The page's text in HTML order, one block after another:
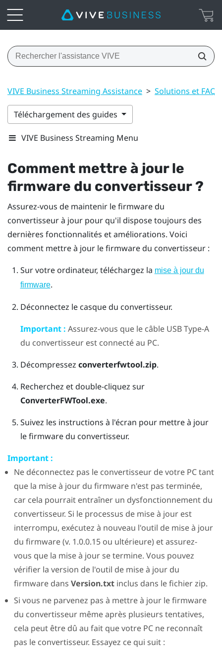
VIVE Business Streaming Assistance > Solutions et FAQ
Téléchargement des guides
VIVE Business Streaming Menu
Comment mettre à jour le
firmware du convertisseur ?
Assurez-vous de maintenir le firmware du
convertisseur à jour pour qu'il dispose toujours des
dernières fonctionnalités et améliorations. Voici
comment mettre à jour le firmware du convertisseur :
Sur votre ordinateur, téléchargez la mise à jour du
firmware.
Déconnectez le casque du convertisseur.
Important : Assurez-vous que le câble USB Type-A
du convertisseur est connecté au PC.
Décompressez converterfwtool.zip.
Recherchez et double-cliquez sur
ConverterFWTool.exe.
Suivez les instructions à l'écran pour mettre à jour
le firmware du convertisseur.
Important :
Ne déconnectez pas le convertisseur de votre PC tant
que la mise à jour du firmware n'est pas terminée,
car cela pourrait entraîner un dysfonctionnement du
convertisseur. Si le processus de mise à jour est
interrompu, exécutez à nouveau l'outil de mise à jour
du firmware (v. 1.0.0.15 ou ultérieure) et assurez-
vous que la mise à jour se termine. Vous pouvez
vérifier la version de l'outil de mise à jour du
firmware dans Version.txtinclus dans le fichier zip.
Si vous ne parvenez pas à mettre à jour le firmware
du convertisseur même après plusieurs tentatives,
cela peut être dû au fait que votre PC ne reconnaît
pas le convertisseur. Essayez ce qui suit :